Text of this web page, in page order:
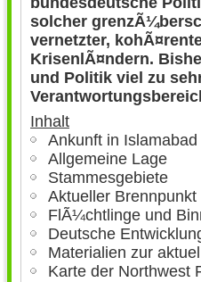
solcher
vernetzter,
KrisenlÃ¤ndern.
und Politik viel zu
Inhalt
Ankunft in Islamabad
Allgemeine Lage
Stammesgebiete
Aktueller
FlÃ¼chtlinge und
Deutsche
Materialien zur
Karte der Northwest